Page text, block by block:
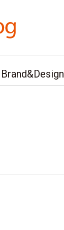
Brand&Design